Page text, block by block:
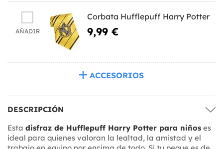
AÑADIR
Corbata Hufflepuff Harry Potter
9,99 €
ACCESORIOS
DESCRIPCIÓN
Esta disfraz de Hufflepuff Harry Potter para niños es
ideal para quienes valoran la lealtad, la amistad y el